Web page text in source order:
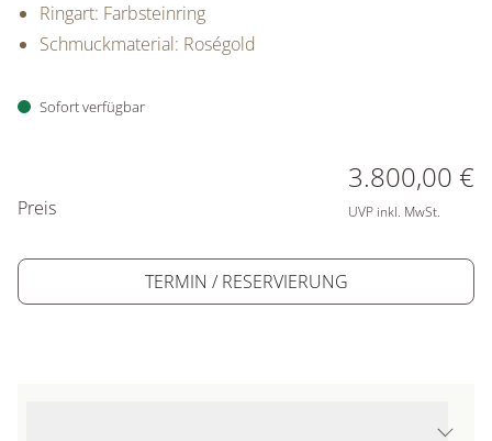
Ringart: Farbsteinring
Schmuckmaterial: Roségold
Sofort verfügbar
Preis
3.800,00 €
UVP inkl. MwSt.
TERMIN / RESERVIERUNG